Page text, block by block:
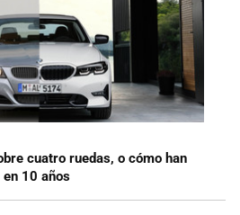
cuatro ruedas, o cómo han
10 años